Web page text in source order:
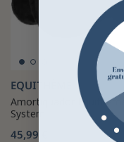
EQUITHÈME
Amortiguador
System
45,99 €